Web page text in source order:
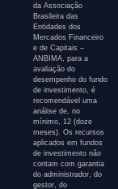
da Associação
Brasileira das
Entidades dos
Mercados Financeiro
e de Capitais –
ANBIMA, para a
avaliação do
desempenho do fundo
de investimento, é
recomendável uma
análise de, no
mínimo, 12 (doze
meses). Os recursos
aplicados em fundos
de investimento não
contam com garantia
do administrador, do
gestor, do